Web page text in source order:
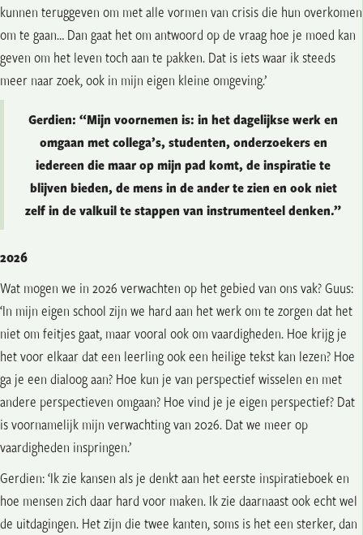
kunnen teruggeven om met alle vormen van crisis die hun overkomen
om te gaan… Dan gaat het om antwoord op de vraag hoe je moed kan
geven om het leven toch aan te pakken. Dat is iets waar ik steeds
meer naar zoek, ook in mijn eigen kleine omgeving.’
Gerdien: “Mijn voornemen is: in het dagelijkse werk en
omgaan met collega’s, studenten, onderzoekers en
iedereen die maar op mijn pad komt, de inspiratie te
blijven bieden, de mens in de ander te zien en ook niet
zelf in de valkuil te stappen van instrumenteel denken.”
2026
Wat mogen we in 2026 verwachten op het gebied van ons vak? Guus:
‘In mijn eigen school zijn we hard aan het werk om te zorgen dat het
niet om feitjes gaat, maar vooral ook om vaardigheden. Hoe krijg je
het voor elkaar dat een leerling ook een heilige tekst kan lezen? Hoe
ga je een dialoog aan? Hoe kun je van perspectief wisselen en met
andere perspectieven omgaan? Hoe vind je je eigen perspectief? Dat
is voornamelijk mijn verwachting van 2026. Dat we meer op
vaardigheden inspringen.’
Gerdien: ‘Ik zie kansen als je denkt aan het eerste inspiratieboek en
hoe mensen zich daar hard voor maken. Ik zie daarnaast ook echt wel
de uitdagingen. Het zijn die twee kanten, soms is het een sterker, dan